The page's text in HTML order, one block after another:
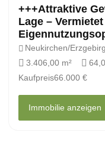
+++Attraktive
Lage –
Neukirchen/
3.406,00 m²
Kaufpreis66.000 €
Immobilie anzeigen